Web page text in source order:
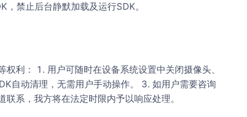
禁止后台静默加载及运行SDK。
利： 1. 用户可随时在设备系统设置中关闭摄像头、
自动清理，无需用户手动操作。 3. 如用户需要咨询
系，我方将在法定时限内予以响应处理。